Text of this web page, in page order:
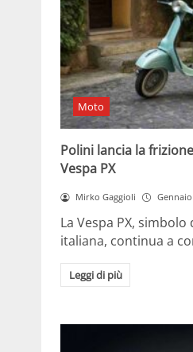
Moto
Polini lancia la
Vespa PX
Mirko Gaggioli
La Vespa PX,
italiana, continua a
Leggi di più